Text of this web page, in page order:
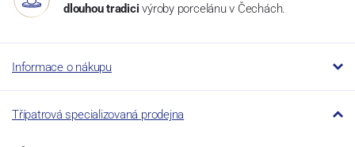
dlouhou tradici výroby porcelánu v Čechách.
Informace o nákupu
Třípatrová specializovaná prodejna